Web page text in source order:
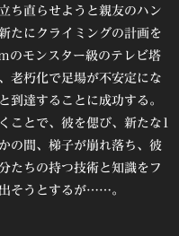
ち直らせようと親友のハン
たにクライミングの計画を
のモンスター級のテレビ塔
老朽化で足場が不安定にな
到達することに成功する。
ことで、彼を偲び、新たな1
の間、梯子が崩れ落ち、彼
たちの持つ技術と知識をフ
そうとするが……。